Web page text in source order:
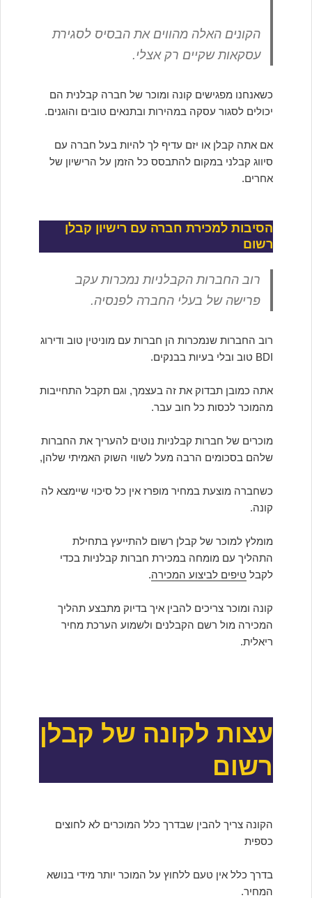
הקונים האלה מהווים את הבסיס לסגירת
עסקאות שקיים רק אצלי.
כשאנחנו מפגישים קונה ומוכר של חברה קבלנית הם
יכולים לסגור עסקה במהירות ובתנאים טובים והוגנים.
אם אתה קבלן או יזם עדיף לך להיות בעל חברה עם
סיווג קבלני במקום להתבסס כל הזמן על הרישיון של
אחרים.
הסיבות למכירת חברה עם רישיון קבלן
רשום
רוב החברות הקבלניות נמכרות עקב
פרישה של בעלי החברה לפנסיה.
רוב החברות שנמכרות הן חברות עם מוניטין טוב ודירוג
BDI טוב ובלי בעיות בבנקים.
אתה כמובן תבדוק את זה בעצמך, וגם תקבל התחייבות
מהמוכר לכסות כל חוב עבר.
מוכרים של חברות קבלניות נוטים להעריך את החברות
שלהם בסכומים הרבה מעל לשווי השוק האמיתי שלהן,
כשחברה מוצעת במחיר מופרז אין כל סיכוי שיימצא לה
קונה.
מומלץ למוכר של קבלן רשום להתייעץ בתחילת
התהליך עם מומחה במכירת חברות קבלניות בכדי
לקבל טיפים לביצוע המכירה.
קונה ומוכר צריכים להבין איך בדיוק מתבצע תהליך
המכירה מול רשם הקבלנים ולשמוע הערכת מחיר
ריאלית.
עצות לקונה של קבלן
רשום
הקונה צריך להבין שבדרך כלל המוכרים לא לחוצים
כספית
בדרך כלל אין טעם ללחוץ על המוכר יותר מידי בנושא
המחיר.